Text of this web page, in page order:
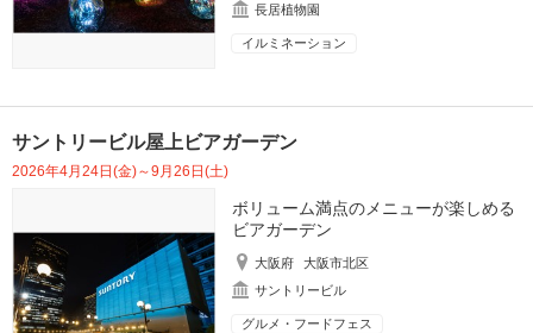
長居植物園
イルミネーション
サントリービル屋上ビアガーデン
2026年4月24日(金)～9月26日(土)
ボリューム満点のメニューが楽しめる
ビアガーデン
大阪府
大阪市北区
サントリービル
グルメ・フードフェス